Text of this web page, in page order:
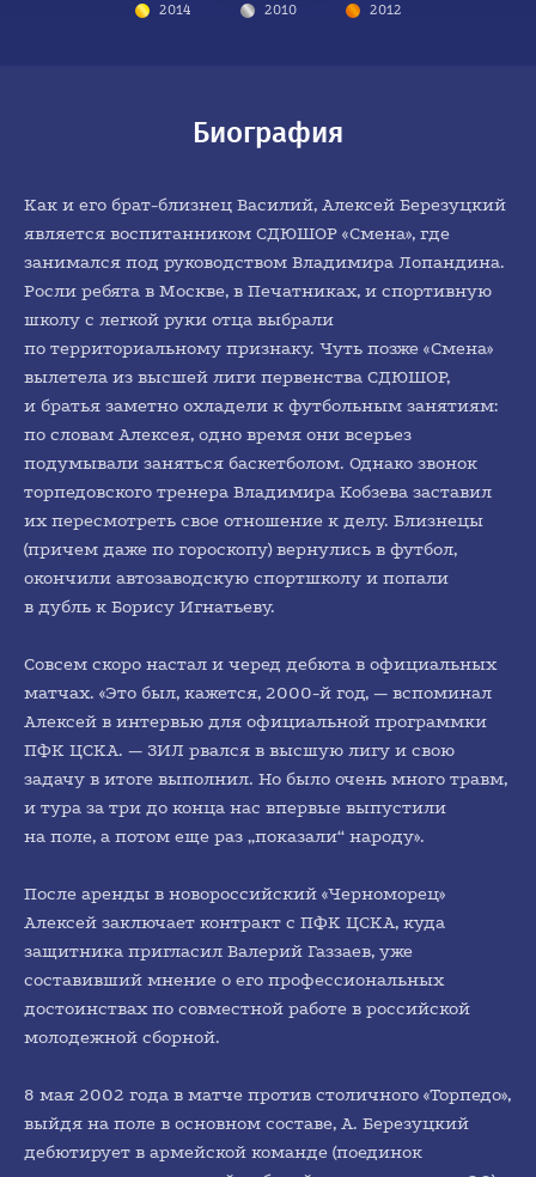
2014
2010
2012
2009
2013
2016
Биография
Как и его брат-близнец Василий, Алексей Березуцкий
является воспитанником СДЮШОР «Смена», где
занимался под руководством Владимира Лопандина.
Росли ребята в Москве, в Печатниках, и спортивную
школу с легкой руки отца выбрали
по территориальному признаку. Чуть позже «Смена»
вылетела из высшей лиги первенства СДЮШОР,
и братья заметно охладели к футбольным занятиям:
по словам Алексея, одно время они всерьез
подумывали заняться баскетболом. Однако звонок
торпедовского тренера Владимира Кобзева заставил
их пересмотреть свое отношение к делу. Близнецы
(причем даже по гороскопу) вернулись в футбол,
окончили автозаводскую спортшколу и попали
в дубль к Борису Игнатьеву.
Совсем скоро настал и черед дебюта в официальных
матчах. «Это был, кажется, 2000-й год, — вспоминал
Алексей в интервью для официальной программки
ПФК ЦСКА. — ЗИЛ рвался в высшую лигу и свою
задачу в итоге выполнил. Но было очень много травм,
и тура за три до конца нас впервые выпустили
на поле, а потом еще раз „показали“ народу».
После аренды в новороссийский «Черноморец»
Алексей заключает контракт с ПФК ЦСКА, куда
защитника пригласил Валерий Газзаев, уже
составивший мнение о его профессиональных
достоинствах по совместной работе в российской
молодежной сборной.
8 мая 2002 года в матче против столичного «Торпедо»,
выйдя на поле в основном составе, А. Березуцкий
дебютирует в армейской команде (поединок